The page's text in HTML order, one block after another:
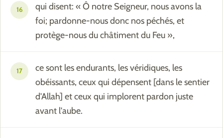
16
qui disent: « Ô notre Seigneur, nous avons la
foi; pardonne-nous donc nos péchés, et
protège-nous du châtiment du Feu »,
17
ce sont les endurants, les véridiques, les
obéissants, ceux qui dépensent [dans le sentier
d'Allah] et ceux qui implorent pardon juste
avant l'aube.